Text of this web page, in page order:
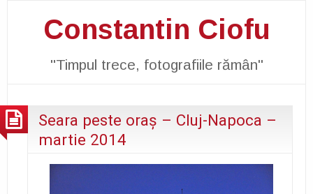
Constantin Ciofu
"Timpul trece, fotografiile rămân"
Seara peste oraş – Cluj-Napoca –
martie 2014